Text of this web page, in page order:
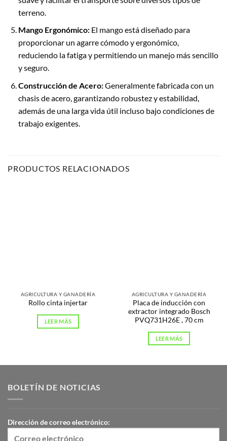
terreno.
Mango Ergonómico:El mango está diseñado para
proporcionar un agarre cómodo y ergonómico,
reduciendo la fatiga y permitiendo un manejo más sencillo
y seguro.
Construcción de Acero:Generalmente fabricada con un
chasis de acero, garantizando robustez y estabilidad,
además de una larga vida útil incluso bajo condiciones de
trabajo exigentes.
PRODUCTOS RELACIONADOS
AGRICULTURA Y GANADERÍA
Rollo cinta injertar
LEER MÁS
AGRICULTURA Y GANADERÍA
Placa de inducción con
extractor integrado Bosch
PVQ731H26E , 70 cm
LEER MÁS
BOLETÍN DE NOTICIAS
Dirección de correo electrónico: